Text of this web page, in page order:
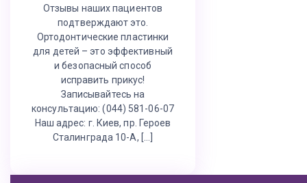
Отзывы наших пациентов
подтверждают это.
Ортодонтические пластинки
для детей – это эффективный
и безопасный способ
исправить прикус!
Записывайтесь на
консультацию: (044) 581-06-07
Наш адрес: г. Киев, пр. Героев
Сталинграда 10-А, […]